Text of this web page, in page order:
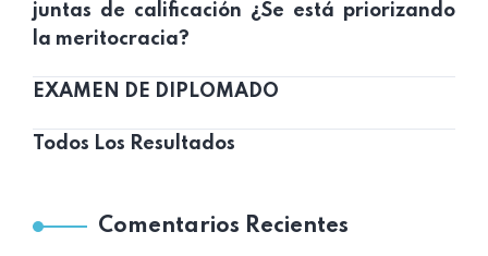
juntas de calificación ¿Se está priorizando
la meritocracia?
EXAMEN DE DIPLOMADO
Todos Los Resultados
Comentarios Recientes